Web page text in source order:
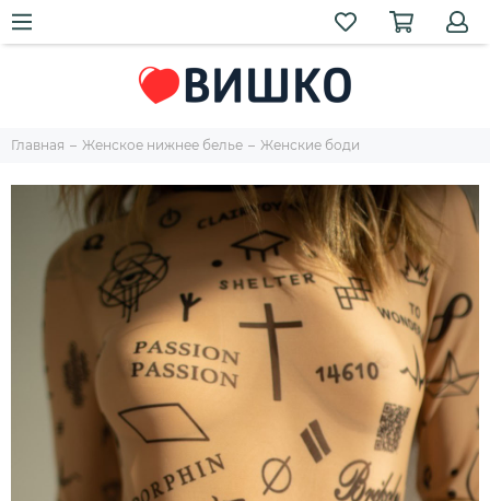
Главная Женское нижнее белье Женские боди